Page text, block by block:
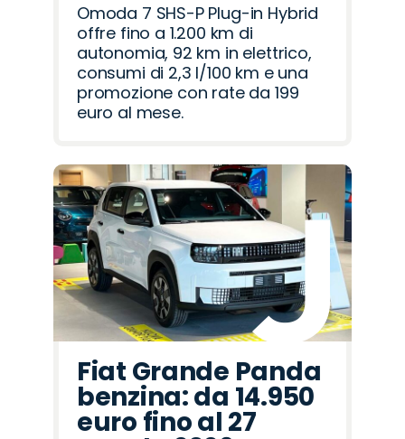
Omoda 7 SHS-P Plug-in Hybrid
offre fino a 1.200 km di
autonomia, 92 km in elettrico,
consumi di 2,3 l/100 km e una
promozione con rate da 199
euro al mese.
Fiat Grande Panda
benzina: da 14.950
euro fino al 27